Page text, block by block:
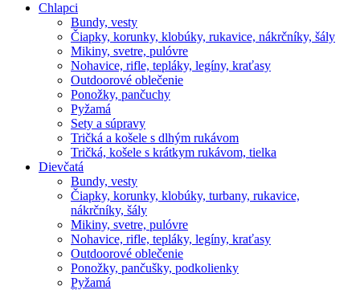
Chlapci
Bundy, vesty
Čiapky, korunky, klobúky, rukavice, nákrčníky, šály
Mikiny, svetre, pulóvre
Nohavice, rifle, tepláky, legíny, kraťasy
Outdoorové oblečenie
Ponožky, pančuchy
Pyžamá
Sety a súpravy
Tričká a košele s dlhým rukávom
Tričká, košele s krátkym rukávom, tielka
Dievčatá
Bundy, vesty
Čiapky, korunky, klobúky, turbany, rukavice,
nákrčníky, šály
Mikiny, svetre, pulóvre
Nohavice, rifle, tepláky, legíny, kraťasy
Outdoorové oblečenie
Ponožky, pančušky, podkolienky
Pyžamá